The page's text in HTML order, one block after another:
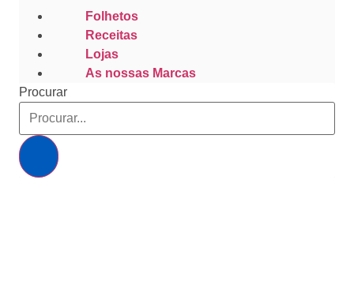
Folhetos
Receitas
Lojas
As nossas Marcas
Procurar